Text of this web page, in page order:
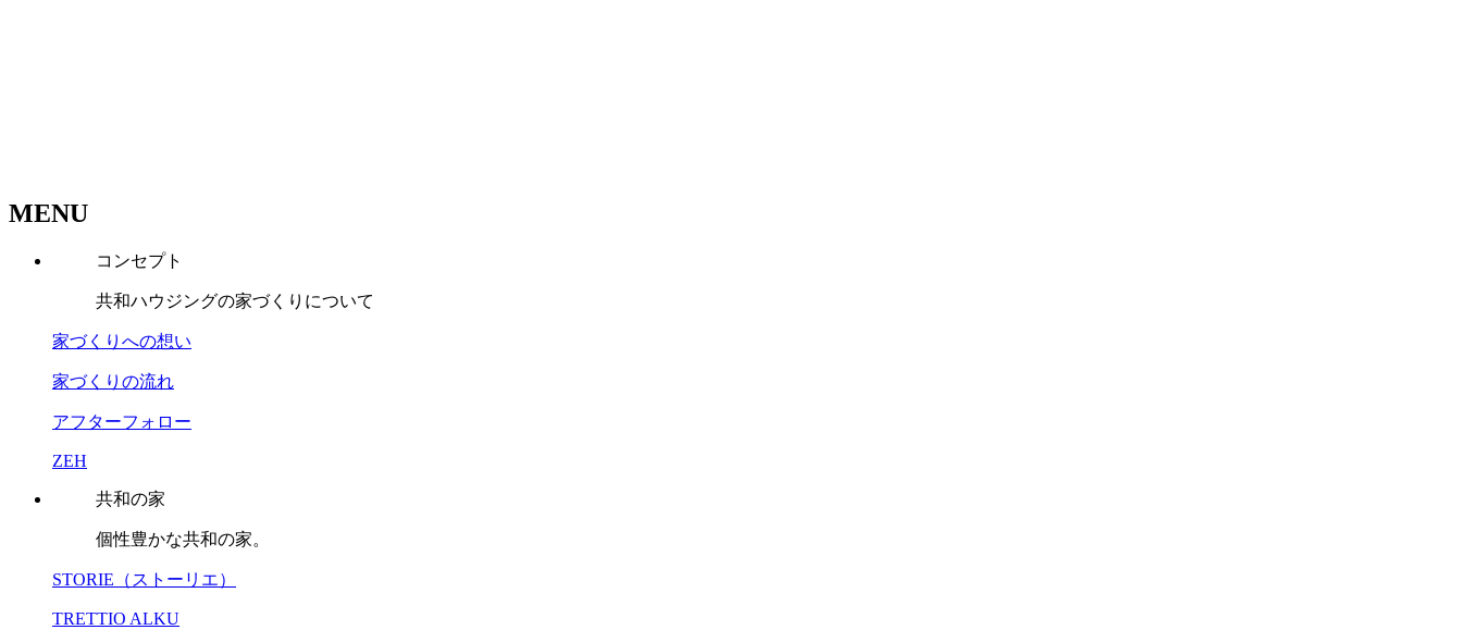
MENU
コンセプト
共和ハウジングの家づくりについて
家づくりへの想い
家づくりの流れ
アフターフォロー
ZEH
共和の家
個性豊かな共和の家。
STORIE（ストーリエ）
TRETTIO ALKU